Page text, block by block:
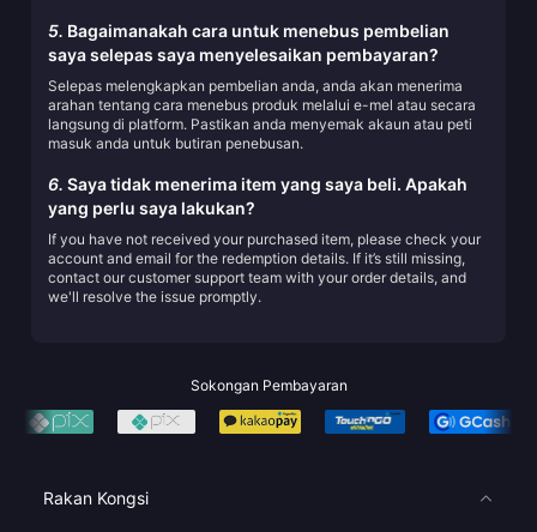
5. Bagaimanakah cara untuk menebus pembelian
saya selepas saya menyelesaikan pembayaran?
Selepas melengkapkan pembelian anda, anda akan menerima
arahan tentang cara menebus produk melalui e-mel atau secara
langsung di platform. Pastikan anda menyemak akaun atau peti
masuk anda untuk butiran penebusan.
6. Saya tidak menerima item yang saya beli. Apakah
yang perlu saya lakukan?
If you have not received your purchased item, please check your
account and email for the redemption details. If it’s still missing,
contact our customer support team with your order details, and
we'll resolve the issue promptly.
Sokongan Pembayaran
Rakan Kongsi